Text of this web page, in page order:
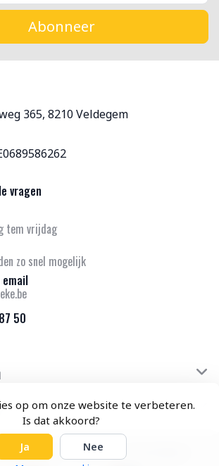
op om onze website te verbeteren.
Is dat akkoord?
Ja
Nee
Abonneer
365, 8210 Veldegem
vragen
tem vrijdag
zo snel mogelijk
50
Feeërieke - Theme by